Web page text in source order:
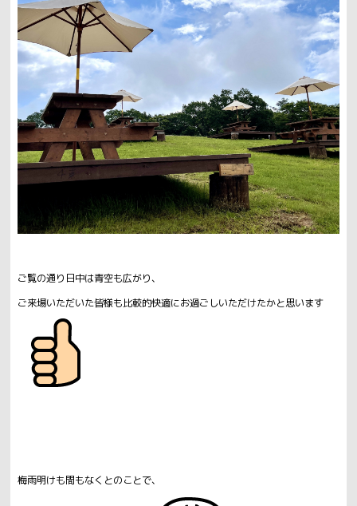
ご覧の通り日中は青空も広がり、
ご来場いただいた皆様も比較的快適にお過ごしいただけたかと思います
梅雨明けも間もなくとのことで、